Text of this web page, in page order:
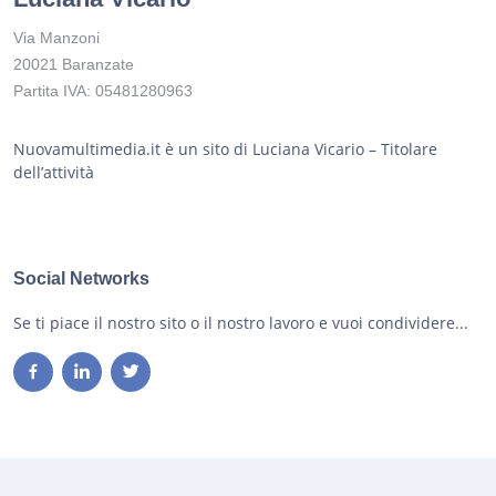
Via Manzoni
20021 Baranzate
Partita IVA: 05481280963
Nuovamultimedia.it è un sito di Luciana Vicario – Titolare
dell’attività
Social Networks
Se ti piace il nostro sito o il nostro lavoro e vuoi condividere...